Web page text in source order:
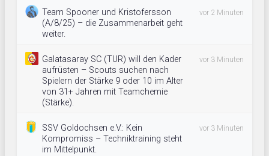
Team Spooner und Kristofersson
(A/8/25) – die Zusammenarbeit geht
weiter.
vor 2 Minuten
Galatasaray SC (TUR) will den Kader
aufrüsten – Scouts suchen nach
Spielern der Stärke 9 oder 10 im Alter
von 31+ Jahren mit Teamchemie
(Stärke).
vor 3 Minuten
SSV Goldochsen e.V.: Kein
Kompromiss – Techniktraining steht
im Mittelpunkt.
vor 3 Minuten